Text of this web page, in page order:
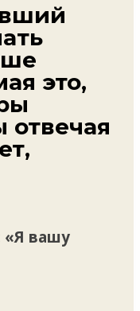
это,
отвечая
«Я вашу